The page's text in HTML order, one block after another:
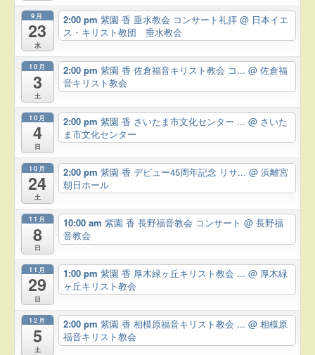
9月
23
水
2:00 pm 紫園 香 垂水教会 コンサート礼拝 @ 日本イエ
ス・キリスト教団 垂水教会
10月
3
土
2:00 pm 紫園 香 佐倉福音キリスト教会 コ... @ 佐倉福
音キリスト教会
10月
4
日
2:00 pm 紫園 香 さいたま市文化センター ... @ さいた
ま市文化センター
10月
24
土
2:00 pm 紫園 香 デビュー45周年記念 リサ... @ 浜離宮
朝日ホール
11月
8
日
10:00 am 紫園 香 長野福音教会 コンサート @ 長野福
音教会
11月
29
日
1:00 pm 紫園 香 厚木緑ヶ丘キリスト教会 ... @ 厚木緑
ヶ丘キリスト教会
12月
5
土
2:00 pm 紫園 香 相模原福音キリスト教会 ... @ 相模原
福音キリスト教会